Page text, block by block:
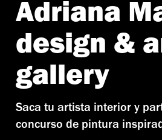
Adriana
design &
gallery
Saca tu artista interior y
concurso de pintura